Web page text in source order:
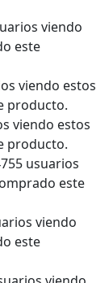
viendo
este
viendo estos
producto.
viendo estos
producto.
usuarios
este
viendo
este